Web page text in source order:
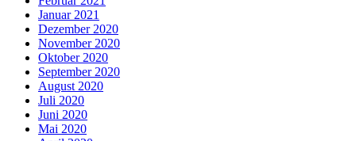
Januar 2021
Dezember 2020
November 2020
Oktober 2020
September 2020
August 2020
Juli 2020
Juni 2020
Mai 2020